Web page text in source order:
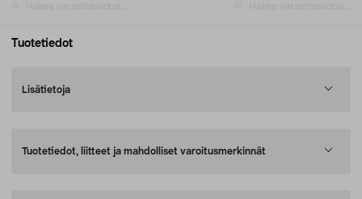
Tuotetiedot
Lisätietoja
Tuotetiedot, liitteet ja mahdolliset varoitusmerkinnät